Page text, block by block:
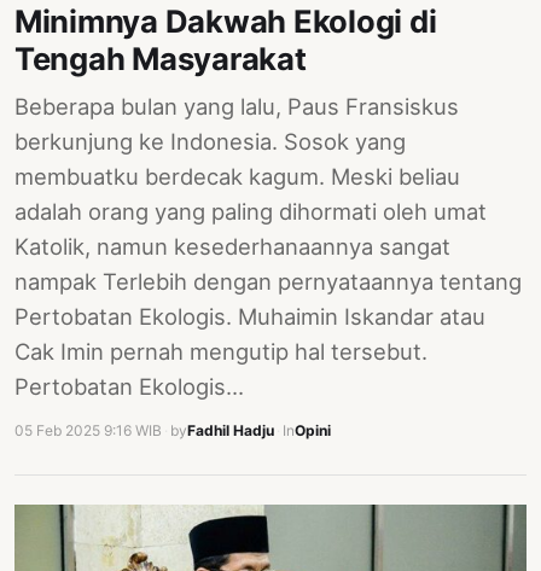
Minimnya Dakwah Ekologi di
Tengah Masyarakat
Beberapa bulan yang lalu, Paus Fransiskus
berkunjung ke Indonesia. Sosok yang
membuatku berdecak kagum. Meski beliau
adalah orang yang paling dihormati oleh umat
Katolik, namun kesederhanaannya sangat
nampak Terlebih dengan pernyataannya tentang
Pertobatan Ekologis. Muhaimin Iskandar atau
Cak Imin pernah mengutip hal tersebut.
Pertobatan Ekologis…
05 Feb 2025 9:16 WIB byFadhil Hadju InOpini